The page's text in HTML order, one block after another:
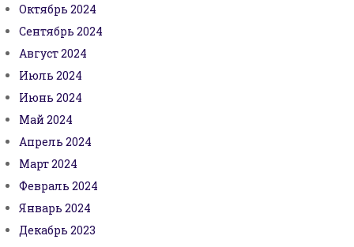
Октябрь 2024
Сентябрь 2024
Август 2024
Июль 2024
Июнь 2024
Май 2024
Апрель 2024
Март 2024
Февраль 2024
Январь 2024
Декабрь 2023